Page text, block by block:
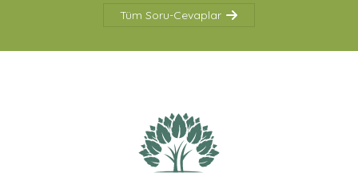
Tüm Soru-Cevaplar